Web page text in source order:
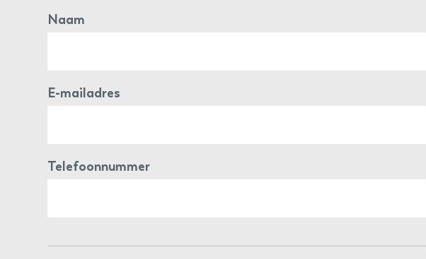
Naam
E-mailadres
Telefoonnummer